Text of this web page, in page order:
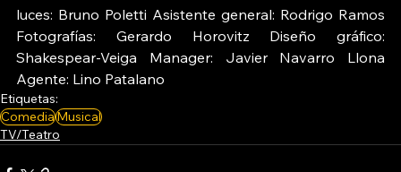
luces: Bruno Poletti Asistente general: Rodrigo Ramos
Fotografías: Gerardo Horovitz Diseño gráfico:
Shakespear-Veiga Manager: Javier Navarro Llona
Agente: Lino Patalano
Etiquetas:
ComediaMusical
TV/Teatro